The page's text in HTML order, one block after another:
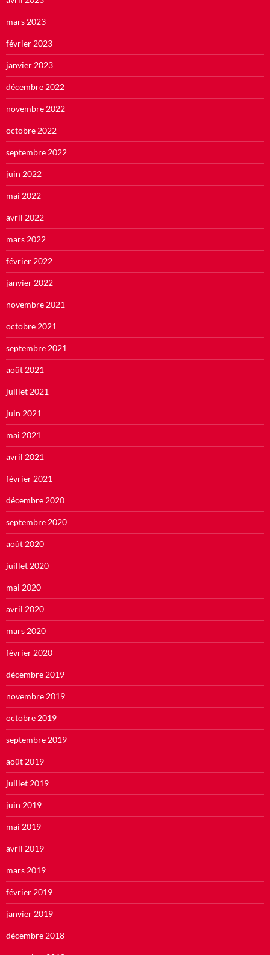
mars 2023
février 2023
janvier 2023
décembre 2022
novembre 2022
octobre 2022
septembre 2022
juin 2022
mai 2022
avril 2022
mars 2022
février 2022
janvier 2022
novembre 2021
octobre 2021
septembre 2021
août 2021
juillet 2021
juin 2021
mai 2021
avril 2021
février 2021
décembre 2020
septembre 2020
août 2020
juillet 2020
mai 2020
avril 2020
mars 2020
février 2020
décembre 2019
novembre 2019
octobre 2019
septembre 2019
août 2019
juillet 2019
juin 2019
mai 2019
avril 2019
mars 2019
février 2019
janvier 2019
décembre 2018